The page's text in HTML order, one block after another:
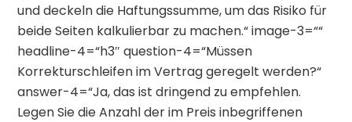
und deckeln die Haftungssumme, um das Risiko für
beide Seiten kalkulierbar zu machen.“ image-3=““
headline-4=“h3″ question-4=“Müssen
Korrekturschleifen im Vertrag geregelt werden?“
answer-4=“Ja, das ist dringend zu empfehlen.
Legen Sie die Anzahl der im Preis inbegriffenen